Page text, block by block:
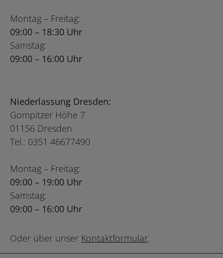
Montag – Freitag:
09:00 – 18:30 Uhr
Samstag:
09:00 – 16:00 Uhr
Niederlassung Dresden:
Gompitzer Höhe 7
01156 Dresden
Tel.: 0351 46677490
Montag – Freitag:
09:00 – 19:00 Uhr
Samstag:
09:00 – 16:00 Uhr
Oder über unser Kontaktformular.